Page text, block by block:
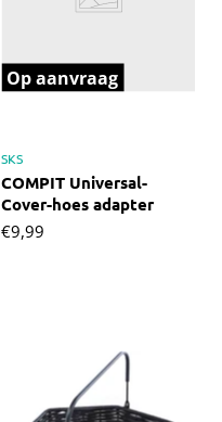
Op aanvraag
SKS
COMPIT Universal-
Cover-hoes adapter
€9,99